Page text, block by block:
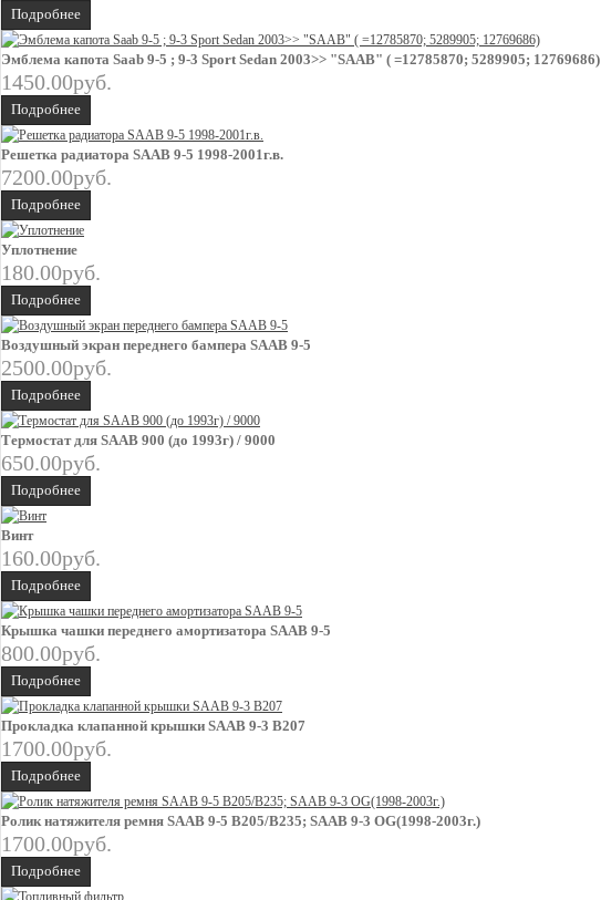
Подробнее
Эмблема капота Saab 9-5 ; 9-3 Sport Sedan 2003>> "SAAB" ( =12785870; 5289905; 12769686)
1450.00руб.
Подробнее
Решетка радиатора SAAB 9-5 1998-2001г.в.
7200.00руб.
Подробнее
Уплотнение
180.00руб.
Подробнее
Воздушный экран переднего бампера SAAB 9-5
2500.00руб.
Подробнее
Термостат для SAAB 900 (до 1993г) / 9000
650.00руб.
Подробнее
Винт
160.00руб.
Подробнее
Крышка чашки переднего амортизатора SAAB 9-5
800.00руб.
Подробнее
Прокладка клапанной крышки SAAB 9-3 B207
1700.00руб.
Подробнее
Ролик натяжителя ремня SAAB 9-5 B205/B235; SAAB 9-3 OG(1998-2003г.)
1700.00руб.
Подробнее